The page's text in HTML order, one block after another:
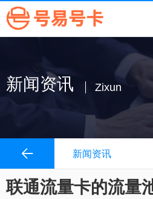
新闻资讯 Zixun
新闻资讯
联通流量卡的流量